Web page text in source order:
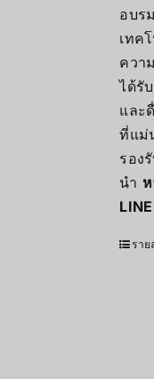
อบร
เทค
ควา
ได้รั
และ
ที่แม่
รอง
นำ
ราย